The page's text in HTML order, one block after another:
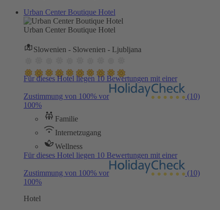
Urban Center Boutique Hotel
Urban Center Boutique Hotel
Slowenien - Slowenien - Ljubljana
Für dieses Hotel liegen 10 Bewertungen mit einer
Zustimmung von 100% vor
(10)
100%
Familie
Internetzugang
Wellness
Für dieses Hotel liegen 10 Bewertungen mit einer
Zustimmung von 100% vor
(10)
100%
Hotel